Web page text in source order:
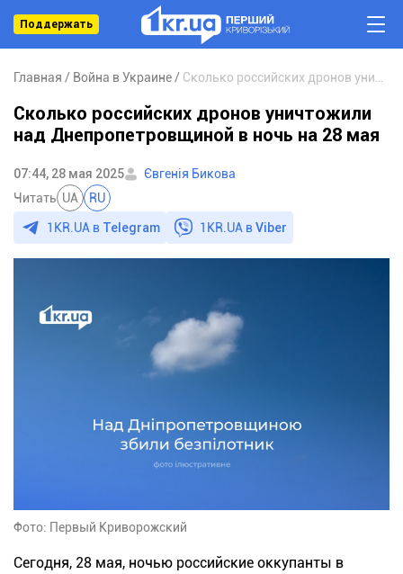
Поддержать
Главная Война в Украине
Сколько российских дронов уничтожили
над Днепропетровщиной в ночь на 28 мая
07:44, 28 мая 2025
Євгенія Бикова
Читать UA RU
1KR.UA в Telegram 1KR.UA вViber
Фото: Первый Криворожский
Сегодня, 28 мая, ночью российские оккупанты в